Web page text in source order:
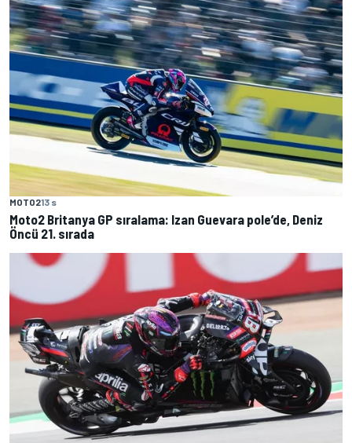
MOTO213 s
Moto2 Britanya GP sıralama: Izan Guevara pole’de, Deniz
Öncü 21. sırada